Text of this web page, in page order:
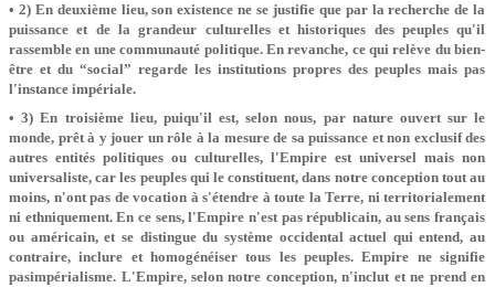
• 2) En deuxième lieu, son existence ne se justifie que par la recherche de la
puissance et de la grandeur culturelles et historiques des peuples qu'il
rassemble en une communauté politique. En revanche, ce qui relève du bien-
être et du “social” regarde les institutions propres des peuples mais pas
l'instance impériale.
• 3) En troisième lieu, puiqu'il est, selon nous, par nature ouvert sur le
monde, prêt à y jouer un rôle à la mesure de sa puissance et non exclusif des
autres entités politiques ou culturelles, l'Empire est universel mais non
universaliste, car les peuples qui le constituent, dans notre conception tout au
moins, n'ont pas de vocation à s'étendre à toute la Terre, ni territorialement
ni ethniquement. En ce sens, l'Empire n'est pas républicain, au sens français
ou américain, et se distingue du système occidental actuel qui entend, au
contraire, inclure et homogénéiser tous les peuples. Empire ne signifie
pasimpérialisme. L'Empire, selon notre conception, n'inclut et ne prend en